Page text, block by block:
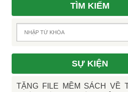
TÌM KIẾM
SỰ KIỆN
TẶNG FILE MỀM SÁCH VỀ